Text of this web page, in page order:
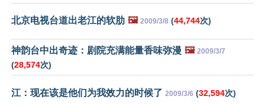
北京电视台道出老江的软肋 🖼️ 2009/3/8 (44,744次)
神韵台中出奇迹：剧院充满能量香味弥漫 🖼️ 2009/3/7
(28,574次)
江：现在该是他们为我效力的时候了 2009/3/6 (32,594次)